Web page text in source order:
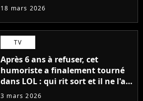
18 mars 2026
TV
Après 6 ans à refuser, cet
humoriste a finalement tourné
dans LOL : qui rit sort et il ne l'a
pas fait pour l'argent, "J'ai
3 mars 2026